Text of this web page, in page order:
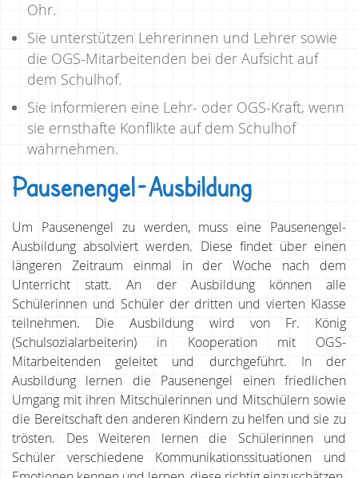
Ohr.
Sie unterstützen Lehrerinnen und Lehrer sowie
die OGS-Mitarbeitenden bei der Aufsicht auf
dem Schulhof.
Sie informieren eine Lehr- oder OGS-Kraft, wenn
sie ernsthafte Konflikte auf dem Schulhof
wahrnehmen.
Pausenengel-Ausbildung
Um Pausenengel zu werden, muss eine Pausenengel-
Ausbildung absolviert werden. Diese findet über einen
längeren Zeitraum einmal in der Woche nach dem
Unterricht statt. An der Ausbildung können alle
Schülerinnen und Schüler der dritten und vierten Klasse
teilnehmen. Die Ausbildung wird von Fr. König
(Schulsozialarbeiterin) in Kooperation mit OGS-
Mitarbeitenden geleitet und durchgeführt. In der
Ausbildung lernen die Pausenengel einen friedlichen
Umgang mit ihren Mitschülerinnen und Mitschülern sowie
die Bereitschaft den anderen Kindern zu helfen und sie zu
trösten. Des Weiteren lernen die Schülerinnen und
Schüler verschiedene Kommunikationssituationen und